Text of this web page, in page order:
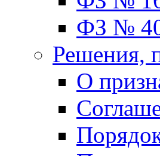
ФЗ №
Решения,
О